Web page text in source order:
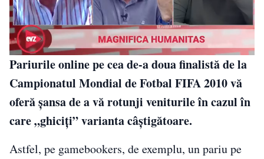
Pariurile online pe cea de-a doua finalistă de la
Campionatul Mondial de Fotbal FIFA 2010 vă
oferă şansa de a vă rotunji veniturile în cazul în
care „ghiciţi” varianta câştigătoare.
Astfel, pe gamebookers, de exemplu, un pariu pe